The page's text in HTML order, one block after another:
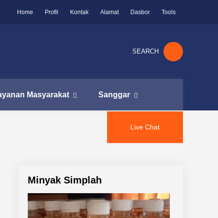
Home Profil Kontak Alamat Dasbor Tools
SEARCH
Masyarakat Sanggar
Live Chat
Minyak Simplah